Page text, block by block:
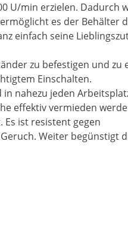
U/min erzielen. Dadurch
es der Behälter
einfach seine
zu befestigen und zu
Einschalten.
nahezu jeden
effektiv vermieden
ist resistent gegen
Weiter begünstigt